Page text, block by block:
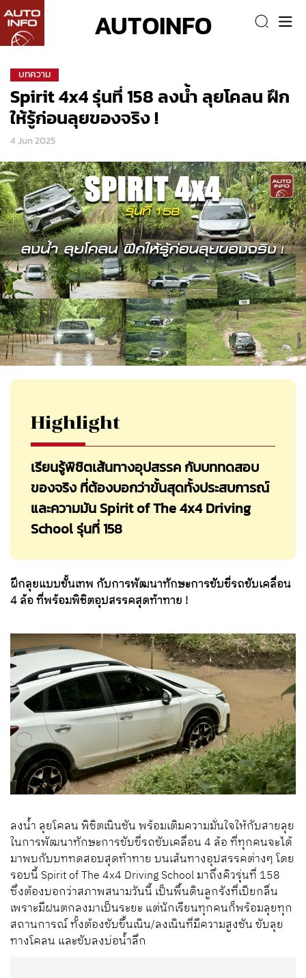
AUTOINFO
บทความ
Spirit 4x4 รุ่นที่ 158 ลงน้ำ ลุยโคลน ฝึก
ให้รู้ก่อนลุยของจริง !
4 Jun 2025
Highlight
เรียนรู้พิชิตเส้นทางอุปสรรค กับบททดสอบ
ของจริง ที่ต้องบอกว่าขั้นสุดทั้งประสบการณ์
และความมัน Spirit of The 4x4 Driving
School รุ่นที่ 158
ฝึกลุยแบบขั้นเทพ กับการพัฒนาทักษะการขับขี่รถขับเคลื่อน
4 ล้อ ที่พร้อมพิชิตอุปสรรคสุดท้าทาย !
ลงน้ำ ลุยโคลน พิชิตเนินชัน พร้อมเติมความมั่นใจให้กับสายลุย
ในการพัฒนาทักษะการขับขี่รถขับเคลื่อน 4 ล้อ ที่ทุกคนจะได้
มาพบกับบททดสอบสุดท้าทาย บนเส้นทางอุปสรรคต่างๆ โดย
รอบนี้ Spirit of The 4x4 Driving School มาถึงคิวรุ่นที่ 158
ซึ่งต้องบอกว่าสภาพสนามวันนี้ เป็นพื้นดินลูกรังที่เปียกลื่น
เพราะมีฝนตกลงมาเป็นระยะ แต่นักเรียนทุกคนก็พร้อมลุยทุก
สถานการณ์ ทั้งต้องขับขึ้นเนิน/ลงเนินที่มีความสูงชัน ขับลุย
ทางโคลน และขับลงบ่อน้ำลึก